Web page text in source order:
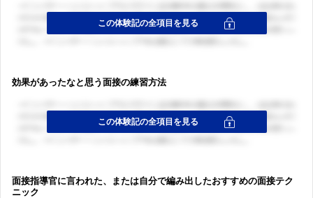
効果があったなと思う面接の練習方法
面接指導官に言われた、または自分で編み出したおすすめの面接テク
ニック